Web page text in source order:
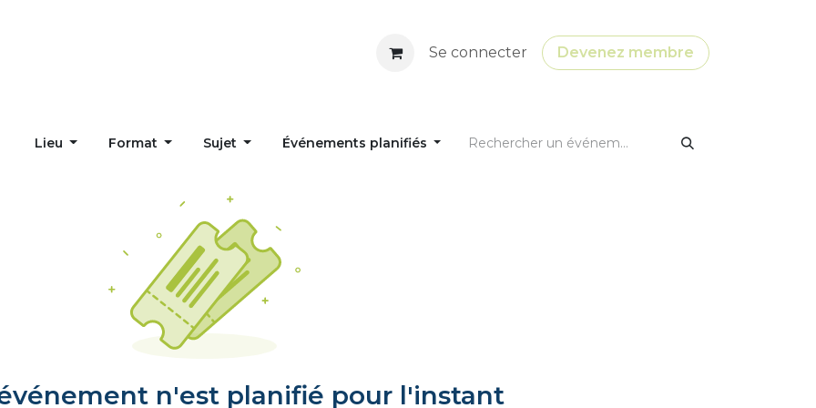
Se connecter Devenez membre
Lieu Format Sujet Événements planifiés
n'est planifié pour l'instant